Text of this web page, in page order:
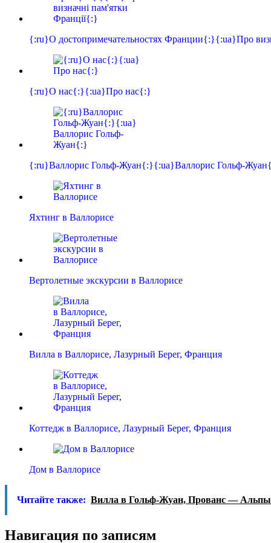
{:ru}О достопримечательностях Франции{:}{:ua}Про
{:ru}О нас{:}{:ua}Про нас{:}
{:ru}Валлорис Гольф-Жуан{:}{:ua}Валлорис Гольф-
Яхтинг в Валлорисе
Вертолетные экскурсии в Валлорисе
Вилла в Валлорисе, Лазурный Берег, Франция
Коттедж в Валлорисе, Лазурный Берег, Франция
Дом в Валлорисе
Читайте также: Вилла в Гольф-Жуан, Прованс —
Навигация по записям